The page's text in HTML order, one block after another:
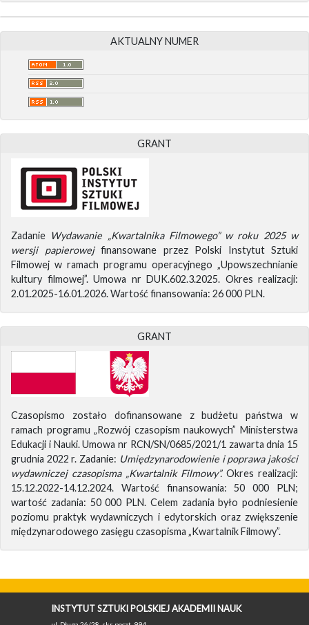
AKTUALNY NUMER
GRANT
Zadanie Wydawanie „Kwartalnika Filmowego” w roku 2025 w
wersji papierowejfinansowane przez Polski Instytut Sztuki
Filmowej w ramach programu operacyjnego „Upowszechnianie
kultury filmowej”. Umowa nr DUK.602.3.2025. Okres realizacji:
2.01.2025-16.01.2026. Wartość finansowania: 26 000 PLN.
GRANT
Czasopismo zostało dofinansowane z budżetu państwa w
ramach programu „Rozwój czasopism naukowych” Ministerstwa
Edukacji i Nauki. Umowa nr RCN/SN/0685/2021/1 zawarta dnia 15
grudnia 2022 r. Zadanie: Umiędzynarodowienie i poprawa jakości
wydawniczej czasopisma „Kwartalnik Filmowy”.Okres realizacji:
15.12.2022-14.12.2024. Wartość finansowania: 50 000 PLN;
wartość zadania: 50 000 PLN. Celem zadania było podniesienie
poziomu praktyk wydawniczych i edytorskich oraz zwiększenie
międzynarodowego zasięgu czasopisma „Kwartalnik Filmowy”.
INSTYTUT SZTUKI POLSKIEJ AKADEMII NAUK